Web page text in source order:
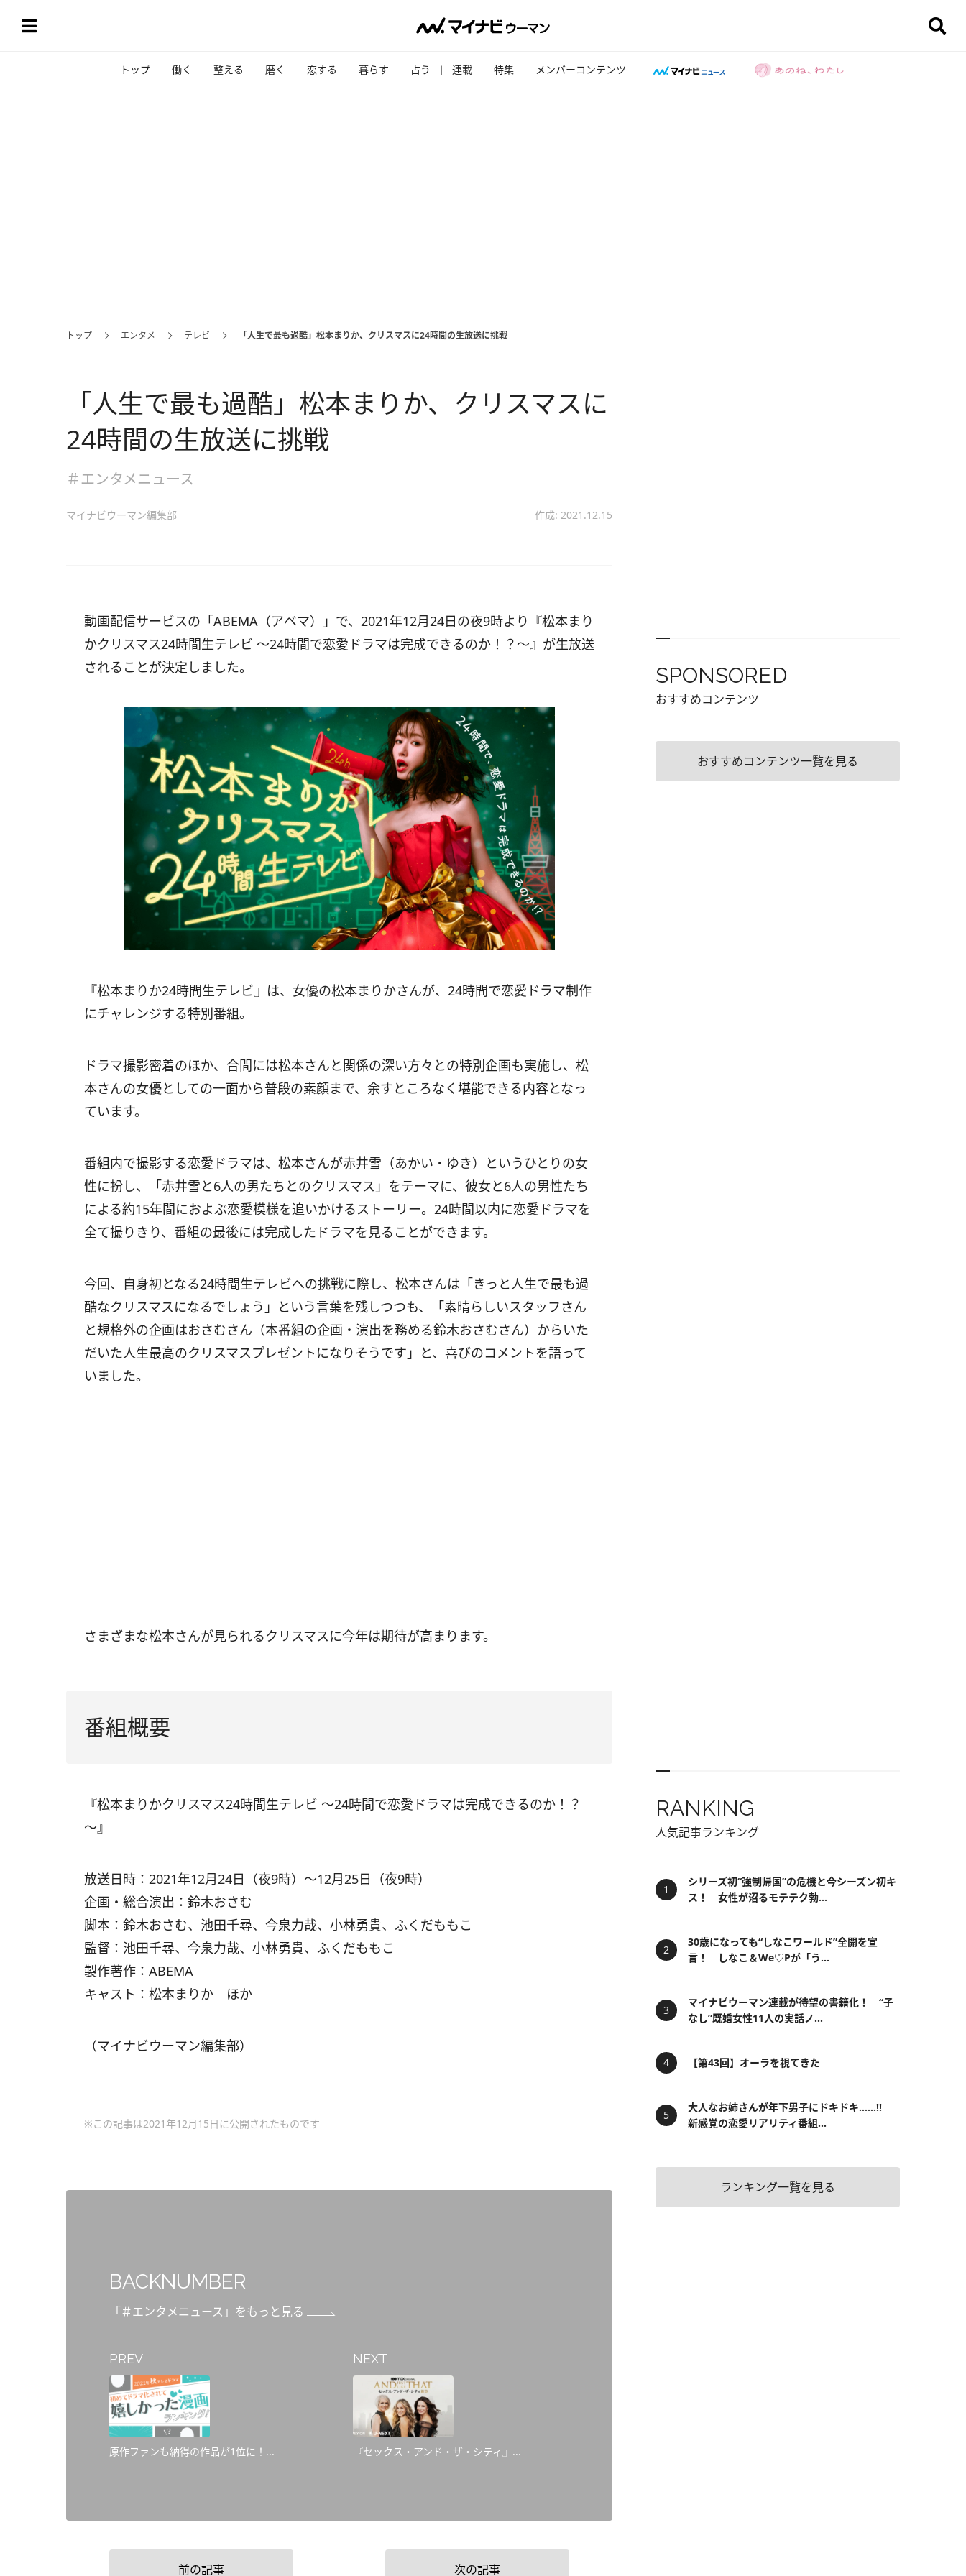
トップ 働く 整える 磨く 恋する 暮らす 占う 連載 特集 メンバーコンテンツ
トップ エンタメ テレビ 「人生で最も過酷」松本まりか、クリスマスに24時間の生放送に挑戦
「人生で最も過酷」松本まりか、クリスマスに
24時間の生放送に挑戦
＃エンタメニュース
マイナビウーマン編集部 作成: 2021.12.15
動画配信サービスの「ABEMA（アベマ）」で、2021年12月24日の夜9時より『松本まり
かクリスマス24時間生テレビ ～24時間で恋愛ドラマは完成できるのか！？～』が生放送
されることが決定しました。
『松本まりか24時間生テレビ』は、女優の松本まりかさんが、24時間で恋愛ドラマ制作
にチャレンジする特別番組。
ドラマ撮影密着のほか、合間には松本さんと関係の深い方々との特別企画も実施し、松
本さんの女優としての一面から普段の素顔まで、余すところなく堪能できる内容となっ
ています。
番組内で撮影する恋愛ドラマは、松本さんが赤井雪（あかい・ゆき）というひとりの女
性に扮し、「赤井雪と6人の男たちとのクリスマス」をテーマに、彼女と6人の男性たち
による約15年間におよぶ恋愛模様を追いかけるストーリー。24時間以内に恋愛ドラマを
全て撮りきり、番組の最後には完成したドラマを見ることができます。
今回、自身初となる24時間生テレビへの挑戦に際し、松本さんは「きっと人生で最も過
酷なクリスマスになるでしょう」という言葉を残しつつも、「素晴らしいスタッフさん
と規格外の企画はおさむさん（本番組の企画・演出を務める鈴木おさむさん）からいた
だいた人生最高のクリスマスプレゼントになりそうです」と、喜びのコメントを語って
いました。
さまざまな松本さんが見られるクリスマスに今年は期待が高まります。
番組概要
『松本まりかクリスマス24時間生テレビ ～24時間で恋愛ドラマは完成できるのか！？
～』
放送日時：2021年12月24日（夜9時）～12月25日（夜9時）
企画・総合演出：鈴木おさむ
脚本：鈴木おさむ、池田千尋、今泉力哉、小林勇貴、ふくだももこ
監督：池田千尋、今泉力哉、小林勇貴、ふくだももこ
製作著作：ABEMA
キャスト：松本まりか ほか
（マイナビウーマン編集部）
※この記事は2021年12月15日に公開されたものです
BACKNUMBER
「＃エンタメニュース」をもっと見る
PREV
原作ファンも納得の作品が1位に！...
NEXT
『セックス・アンド・ザ・シティ』...
前の記事 次の記事
SPONSORED
おすすめコンテンツ
おすすめコンテンツ一覧を見る
RANKING
人気記事ランキング
シリーズ初“強制帰国”の危機と今シーズン初キ
ス！ 女性が沼るモテテク勃...
30歳になっても“しなこワールド”全開を宣
言！ しなこ＆We♡Pが「う...
マイナビウーマン連載が待望の書籍化！ “子
なし”既婚女性11人の実話ノ...
【第43回】オーラを視てきた
大人なお姉さんが年下男子にドキドキ……!!
新感覚の恋愛リアリティ番組...
ランキング一覧を見る